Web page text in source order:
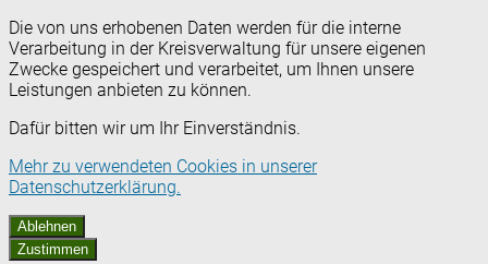
Die von uns erhobenen Daten werden für die interne
Verarbeitung in der Kreisverwaltung für unsere eigenen
Zwecke gespeichert und verarbeitet, um Ihnen unsere
Leistungen anbieten zu können.
Dafür bitten wir um Ihr Einverständnis.
Mehr zu verwendeten Cookies in unserer
Datenschutzerklärung.
Ablehnen
Zustimmen